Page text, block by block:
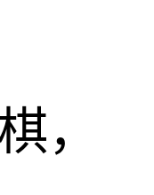
，